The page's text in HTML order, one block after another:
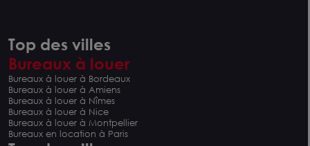
Top des villes
Bureaux à louer
Bureaux à louer à Bordeaux
Bureaux à louer à Amiens
Bureaux à louer à Nîmes
Bureaux à louer à Nice
Bureaux à louer à Montpellier
Bureaux en location à Paris